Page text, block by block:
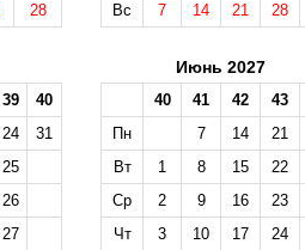
28
Вс
7 14 21 28
39
40
24
31
25
26
27
Июнь 2027
40 41 42 43
Пн
7 14 21
Вт
1 8 15 22
Ср
2 9 16 23
Чт
3 10 17 24